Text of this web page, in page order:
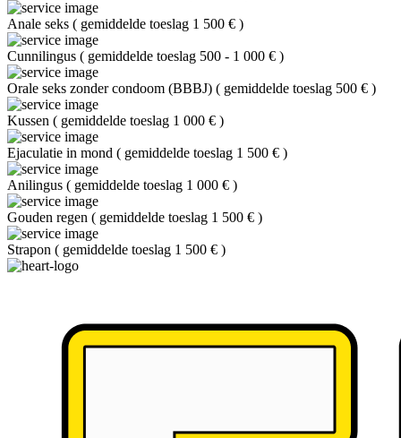
Anale seks ( gemiddelde toeslag 1 500 € )
Cunnilingus ( gemiddelde toeslag 500 - 1 000 € )
Orale seks zonder condoom (BBBJ) ( gemiddelde toeslag 500 € )
Kussen ( gemiddelde toeslag 1 000 € )
Ejaculatie in mond ( gemiddelde toeslag 1 500 € )
Anilingus ( gemiddelde toeslag 1 000 € )
Gouden regen ( gemiddelde toeslag 1 500 € )
Strapon ( gemiddelde toeslag 1 500 € )